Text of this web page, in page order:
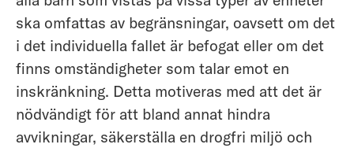
ska omfattas av begränsningar, oavsett om det
i det individuella fallet är befogat eller om det
finns omständigheter som talar emot en
inskränkning. Detta motiveras med att det är
nödvändigt för att bland annat hindra
avvikningar, säkerställa en drogfri miljö och